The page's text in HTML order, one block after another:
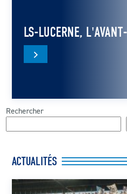
LS-LUCERNE,
Rechercher
ACTUALITÉS